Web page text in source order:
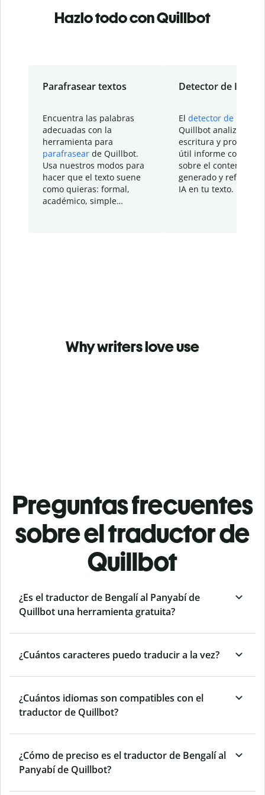
Hazlo todo con Quillbot
Parafrasear textos
Encuentra las palabras
adecuadas con la
herramienta para
parafrasear de Quillbot.
Usa nuestros modos para
hacer que el texto suene
como quieras: formal,
académico, simple…
Detector de IA
El detector de IA
Quillbot analiza tu
escritura y
útil informe con
sobre el contenido
generado y refinado
IA en tu texto.
Why writers love use
Preguntas frecuentes
sobre el traductor de
Quillbot
¿Es el traductor de Bengalí al Panyabí de
Quillbot una herramienta gratuita?
¿Cuántos caracteres puedo traducir a la vez?
¿Cuántos idiomas son compatibles con el
traductor de Quillbot?
¿Cómo de preciso es el traductor de Bengalí al
Panyabí de Quillbot?